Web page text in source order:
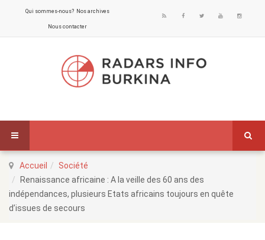
Qui sommes-nous? Nos archives
Nous contacter
Accueil
Société
Renaissance africaine : A la veille des 60 ans des
indépendances, plusieurs Etats africains toujours en quête
d’issues de secours